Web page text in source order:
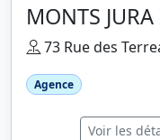
MONTS
73 Rue des
Agence
Voir les